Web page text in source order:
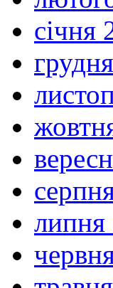
січня
липня